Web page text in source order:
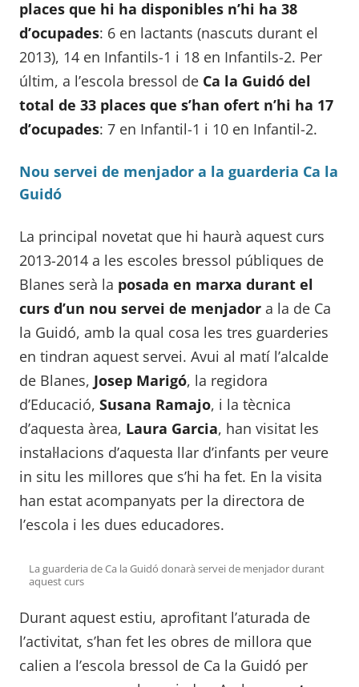
places que hi ha disponibles n’hi ha 38
d’ocupades: 6 en lactants (nascuts durant el
2013), 14 en Infantils-1 i 18 en Infantils-2. Per
últim, a l’escola bressol de Ca la Guidó del
total de 33 places que s’han ofert n’hi ha 17
d’ocupades: 7 en Infantil-1 i 10 en Infantil-2.
Nou servei de menjador a la guarderia Ca la
Guidó
La principal novetat que hi haurà aquest curs
2013-2014 a les escoles bressol públiques de
Blanes serà la posada en marxa durant el
curs d’un nou servei de menjador a la de Ca
la Guidó, amb la qual cosa les tres guarderies
en tindran aquest servei. Avui al matí l’alcalde
de Blanes, Josep Marigó, la regidora
d’Educació, Susana Ramajo, i la tècnica
d’aquesta àrea, Laura Garcia, han visitat les
instal·lacions d’aquesta llar d’infants per veure
in situ les millores que s’hi ha fet. En la visita
han estat acompanyats per la directora de
l’escola i les dues educadores.
La guarderia de Ca la Guidó donarà servei de menjador durant
aquest curs
Durant aquest estiu, aprofitant l’aturada de
l’activitat, s’han fet les obres de millora que
calien a l’escola bressol de Ca la Guidó per